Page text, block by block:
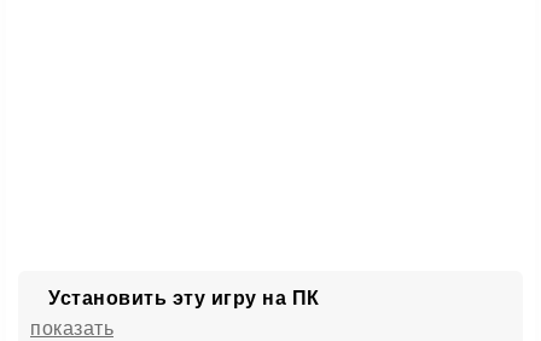
Установить эту игру на ПК
показать